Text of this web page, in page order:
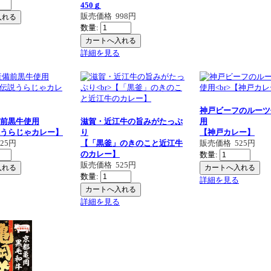
450ｇ
販売価格 998円
数量:
詳細を見る
黒牛使用
らじゃカレー】
円
滋賀・近江牛の旨みがたっぷ
り
【「黒釜」のきのこと近江牛
のカレー】
販売価格 525円
数量:
詳細を見る
神戸ビーフのルー
用
【神戸カレー】
販売価格 525円
数量:
詳細を見る